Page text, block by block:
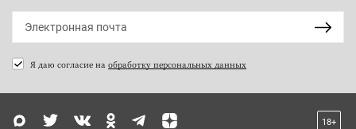
Я даю согласие на обработку персональных данных
18+